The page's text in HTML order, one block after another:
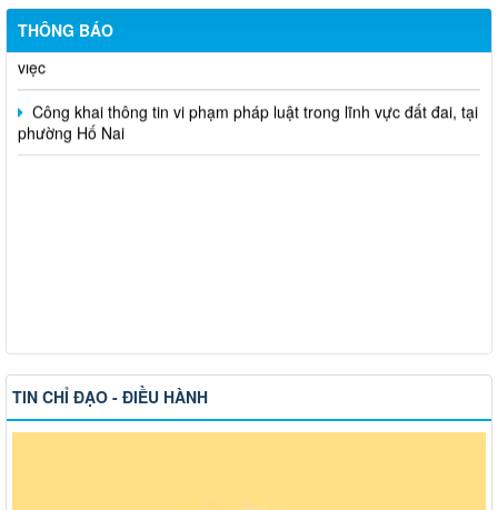
THÔNG BÁO
Hỗ trợ đăng tải thông tin hợp nhất, thay đổi địa chỉ trụ sở làm
việc
Công khai thông tin vi phạm pháp luật trong lĩnh vực đất đai, tại
phường Hố Nai
TIN CHỈ ĐẠO - ĐIỀU HÀNH